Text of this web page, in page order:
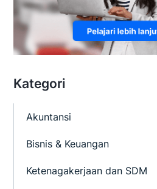
Kategori
Akuntansi
Bisnis & Keuangan
Ketenagakerjaan dan SDM